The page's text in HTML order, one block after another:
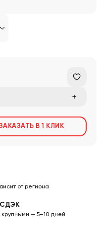
В 1 КЛИК
от региона
СДЭК
— 5–10 дней